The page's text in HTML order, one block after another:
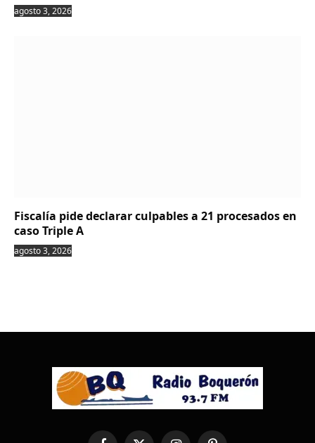
agosto 3, 2026
Fiscalía pide declarar culpables a 21 procesados en
caso Triple A
agosto 3, 2026